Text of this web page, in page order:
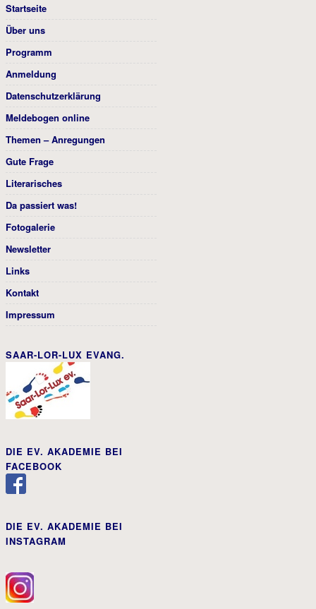
Startseite
Über uns
Programm
Anmeldung
Datenschutzerklärung
Meldebogen online
Themen – Anregungen
Gute Frage
Literarisches
Da passiert was!
Fotogalerie
Newsletter
Links
Kontakt
Impressum
SAAR-LOR-LUX EVANG.
DIE EV. AKADEMIE BEI
FACEBOOK
DIE EV. AKADEMIE BEI
INSTAGRAM